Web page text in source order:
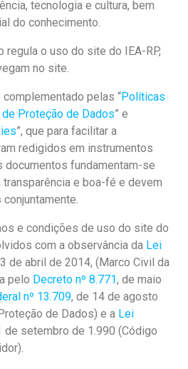
tecnologia e cultura, bem
do conhecimento.
regula o uso do site do IEA-RP,
no site.
pelas “Políticas
Proteção de Dados” e
”, que para facilitar a
redigidos em instrumentos
documentos fundamentam-se
e boa-fé e devem
e condições de uso do site do
com a observância da Lei
de abril de 2014, (Marco Civil da
pelo Decreto nº 8.771, de maio
nº 13.709, de 14 de agosto
de Dados) e a Lei
de setembro de 1.990 (Código